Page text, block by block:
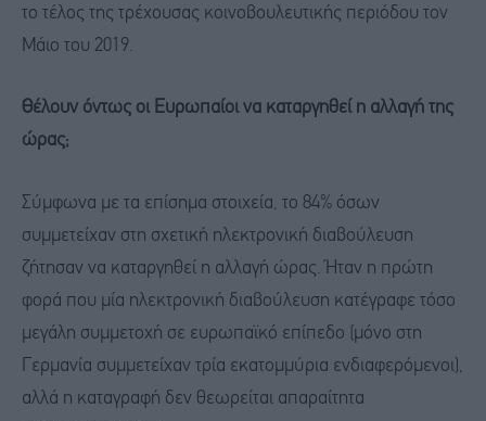
το τέλος της τρέχουσας κοινοβουλευτικής περιόδου τον
Μάιο του 2019.
Θέλουν όντως οι Ευρωπαίοι να καταργηθεί η αλλαγή της
ώρας;
Σύμφωνα με τα επίσημα στοιχεία, το 84% όσων
συμμετείχαν στη σχετική ηλεκτρονική διαβούλευση
ζήτησαν να καταργηθεί η αλλαγή ώρας. Ήταν η πρώτη
φορά που μία ηλεκτρονική διαβούλευση κατέγραφε τόσο
μεγάλη συμμετοχή σε ευρωπαϊκό επίπεδο (μόνο στη
Γερμανία συμμετείχαν τρία εκατομμύρια ενδιαφερόμενοι),
αλλά η καταγραφή δεν θεωρείται απαραίτητα